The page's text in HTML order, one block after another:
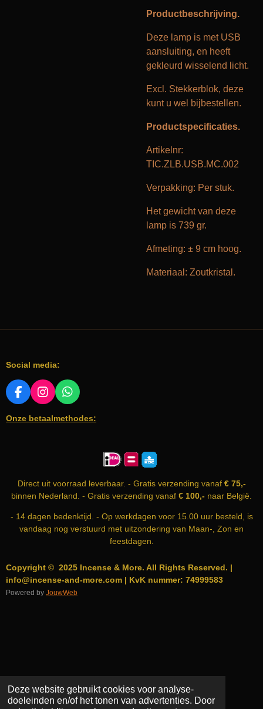
Deze website gebruikt cookies voor analyse-
doeleinden en/of het tonen van advertenties. Door
Productbeschrijving.
Deze lamp is met USB
aansluiting, en heeft
gekleurd wisselend licht.
Excl. Stekkerblok, deze
kunt u wel bijbestellen.
Productspecificaties.
Artikelnr:
TIC.ZLB.USB.MC.002
Verpakking: Per stuk.
Het gewicht van deze
lamp is 739 gr.
Afmeting: ± 9 cm hoog.
Materiaal: Zoutkristal.
Social media:
F
C
I
S
M
W
A
Onze betaalmethodes:
Direct uit voorraad leverbaar. - Gratis verzending vanaf€ 75,-
binnen Nederland. - Gratis verzending vanaf € 100,- naar België.
- 14 dagen bedenktijd. - Op werkdagen voor 15.00 uur besteld, is
vandaag nog verstuurd met uitzondering van Maan-, Zon en
feestdagen.
Copyright © 2025 Incense & More. All Rights Reserved. |
info@incense-and-more.com | KvK nummer: 74999583
Powered by JouwWeb